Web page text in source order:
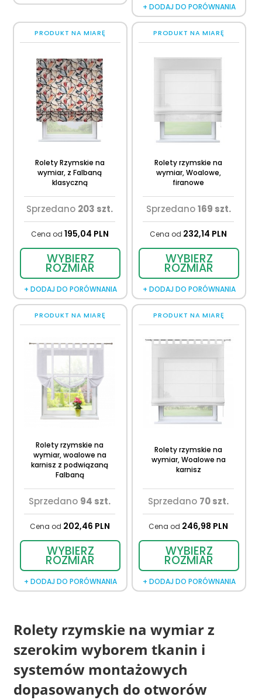
+ DODAJ DO PORÓWNANIA
PRODUKT NA MIARĘ
Rolety Rzymskie na
wymiar, z Falbaną
klasyczną
Sprzedano 203 szt.
Cena od 195,04 PLN
WYBIERZ
ROZMIAR
+ DODAJ DO PORÓWNANIA
PRODUKT NA MIARĘ
Rolety rzymskie na
wymiar, Woalowe,
firanowe
Sprzedano169 szt.
Cena od 232,14 PLN
WYBIERZ
ROZMIAR
+ DODAJ DO PORÓWNANIA
PRODUKT NA MIARĘ
Rolety rzymskie na
wymiar, woalowe na
karnisz z podwiązaną
Falbaną
Sprzedano 94 szt.
Cena od 202,46 PLN
WYBIERZ
ROZMIAR
+ DODAJ DO PORÓWNANIA
PRODUKT NA MIARĘ
Rolety rzymskie na
wymiar, Woalowe na
karnisz
Sprzedano 70 szt.
Cena od 246,98 PLN
WYBIERZ
ROZMIAR
+ DODAJ DO PORÓWNANIA
Rolety rzymskie na wymiar z
szerokim wyborem tkanin i
systemów montażowych
dopasowanych do otworów